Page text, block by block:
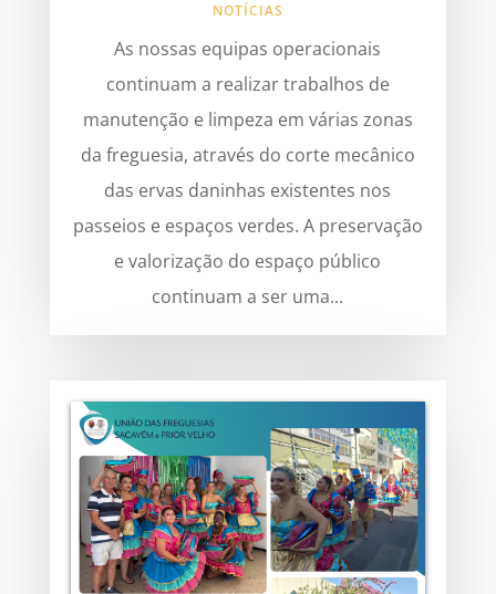
NOTÍCIAS
As nossas equipas operacionais
continuam a realizar trabalhos de
manutenção e limpeza em várias zonas
da freguesia, através do corte mecânico
das ervas daninhas existentes nos
passeios e espaços verdes. A preservação
e valorização do espaço público
continuam a ser uma...